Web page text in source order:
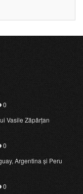
0
Vasile Zăpârțan
0
Argentina și Peru
0